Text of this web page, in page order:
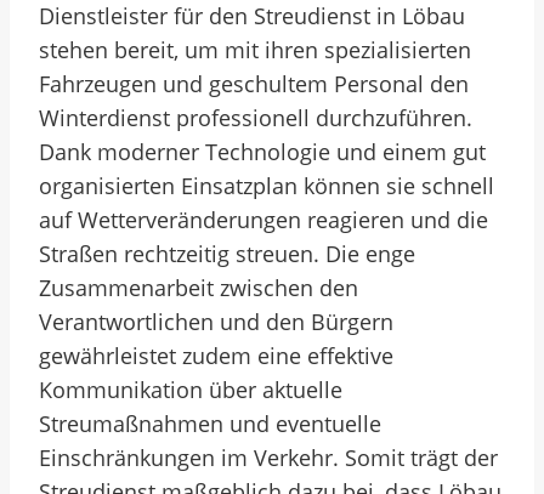
Dienstleister für den Streudienst in Löbau
stehen bereit, um mit ihren spezialisierten
Fahrzeugen und geschultem Personal den
Winterdienst professionell durchzuführen.
Dank moderner Technologie und einem gut
organisierten Einsatzplan können sie schnell
auf Wetterveränderungen reagieren und die
Straßen rechtzeitig streuen. Die enge
Zusammenarbeit zwischen den
Verantwortlichen und den Bürgern
gewährleistet zudem eine effektive
Kommunikation über aktuelle
Streumaßnahmen und eventuelle
Einschränkungen im Verkehr. Somit trägt der